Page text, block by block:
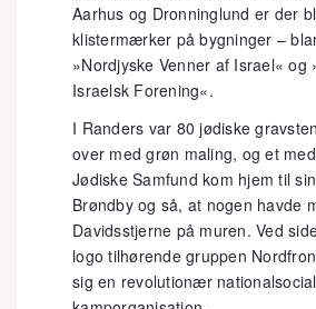
Aarhus og Dronninglund er der
klistermærker på bygninger –
»Nordjyske Venner af Israel« og
Israelsk Forening«.
I Randers var 80 jødiske
over med grøn maling, og et
Jødiske Samfund kom hjem til
Brøndby og så, at nogen havde
Davidsstjerne på muren. Ved
logo tilhørende gruppen
sig en revolutionær